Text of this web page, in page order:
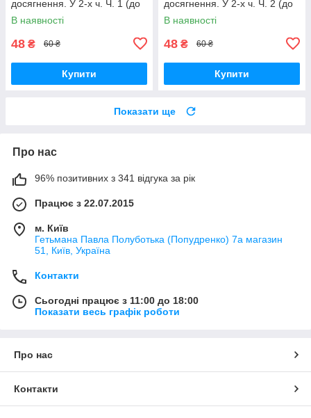
досягнення. У 2-х ч. Ч. 1 (до
підруч. Сапун Г.) Кравцова Н.
ПіП
В наявності
48 ₴ 60 ₴
Купити
досягнення. У 2-х ч. Ч. 2 (до
підруч. Сапун Г.) Кравцова Н.
ПіП
В наявності
48 ₴ 60 ₴
Купити
Показати ще
Про нас
96% позитивних з 341 відгука за рік
Працює з 22.07.2015
м. Київ
Гетьмана Павла Полуботька (Попудренко) 7а магазин
51, Київ, Україна
Контакти
Сьогодні працює з 11:00 до 18:00
Показати весь графік роботи
Про нас
Контакти